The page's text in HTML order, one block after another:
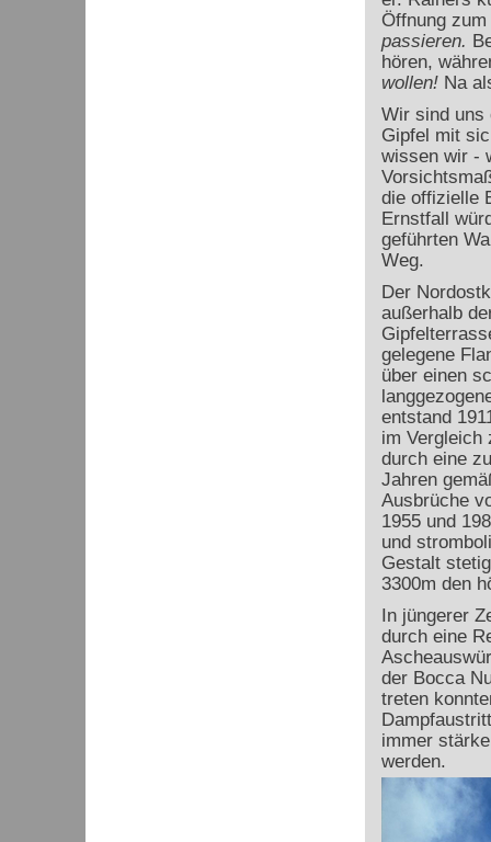
Öffnung
passieren.
hören,
wollen! Na
Wir sind uns
Gipfel mit
wissen wir -
die offizielle
Ernstfall
geführten
Weg.
Der
außerhalb
gelegene
über einen
entstand
im Vergleich
durch eine
Jahren
Ausbrüche
1955 und
und
Gestalt
3300m den
In jüngerer
durch eine
der Bocca
treten
immer
werden.